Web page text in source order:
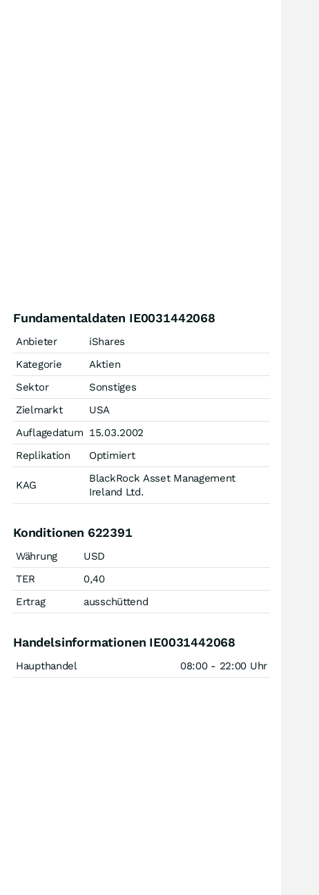
Fundamentaldaten IE0031442068
Anbieter
iShares
Kategorie
Aktien
Sektor
Sonstiges
Zielmarkt
USA
Auflagedatum 15.03.2002
Replikation
Optimiert
KAG
BlackRock Asset Management
Ireland Ltd.
Konditionen 622391
Währung
USD
TER
0,40
Ertrag
ausschüttend
Handelsinformationen IE0031442068
Haupthandel 08:00 - 22:00 Uhr